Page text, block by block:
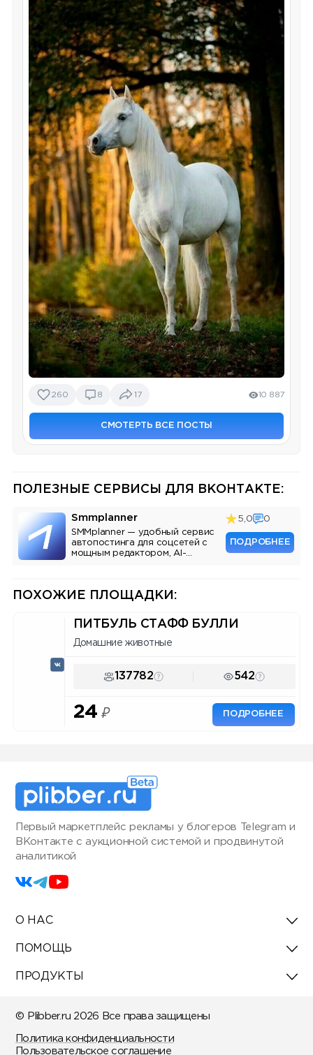
260 8 17 10 887
СМОТЕРТЬ ВСЕ ПОСТЫ
ПОЛЕЗНЫЕ СЕРВИСЫ ДЛЯ ВКОНТАКТЕ:
Smmplanner
SMMplanner — удобный сервис
автопостинга для соцсетей с
мощным редактором, AI-
5,0 0
ПОДРОБНЕЕ
ПОХОЖИЕ ПЛОЩАДКИ:
ПИТБУЛЬ СТАФФ БУЛЛИ
Домашние животные
137782 542
24 ₽ ПОДРОБНЕЕ
Первый маркетплейс рекламы у блогеров Telegram и
ВКонтакте с аукционной системой и продвинутой
аналитикой
О НАС
ПОМОЩЬ
ПРОДУКТЫ
© Plibber.ru 2026 Все права защищены
Политика конфиденциальности
Пользовательское соглашение